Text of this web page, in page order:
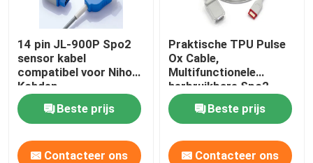
14 pin JL-900P Spo2
sensor kabel
compatibel voor Nihon
Kohden
Beste prijs
Contacteer ons
Praktische TPU Pulse
Ox Cable,
Multifunctionele
herbruikbare Spo2
sensoren
Beste prijs
Contacteer ons